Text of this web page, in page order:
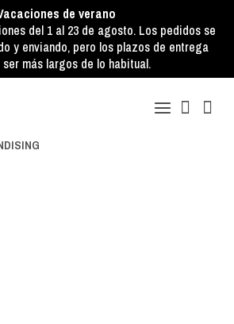
de verano
del 1 al 23 de agosto. Los pedidos se
y enviando, pero los plazos de entrega
más largos de lo habitual.